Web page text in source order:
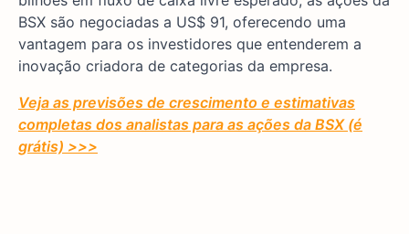
BSX são negociadas a US$ 91, oferecendo uma
vantagem para os investidores que entenderem a
inovação criadora de categorias da empresa.
Veja as previsões de crescimento e estimativas
completas dos analistas para as ações da BSX (é
grátis) >>>